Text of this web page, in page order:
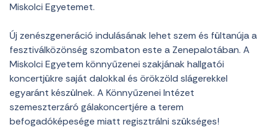
Miskolci Egyetemet.
Új zenészgeneráció indulásának lehet szem és fültanúja a
fesztiválközönség szombaton este a Zenepalotában. A
Miskolci Egyetem könnyűzenei szakjának hallgatói
koncertjükre saját dalokkal és örökzöld slágerekkel
egyaránt készülnek. A Könnyűzenei Intézet
szemeszterzáró gálakoncertjére a terem
befogadóképesége miatt regisztrálni szükséges!